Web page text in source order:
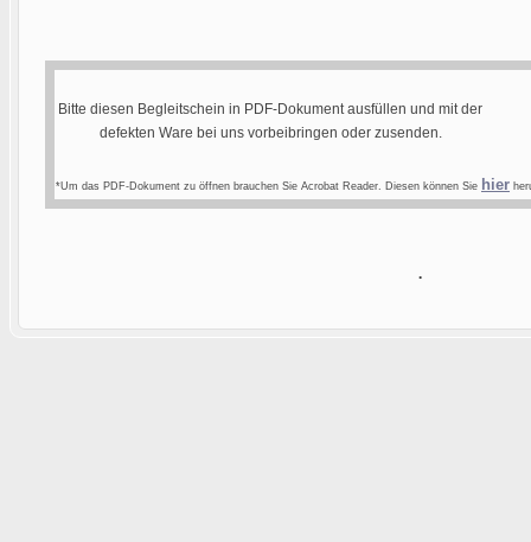
Bitte diesen Begleitschein in PDF-Dokument ausfüllen und mit der
defekten Ware bei uns vorbeibringen oder zusenden.
*Um das PDF-Dokument zu öffnen brauchen Sie Acrobat Reader. Diesen können Sie hier
.